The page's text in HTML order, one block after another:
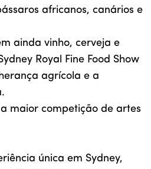
africanos, canários e
ainda vinho, cerveja e
Royal Fine Food Show
agrícola e a
maior competição de artes
única em Sydney,